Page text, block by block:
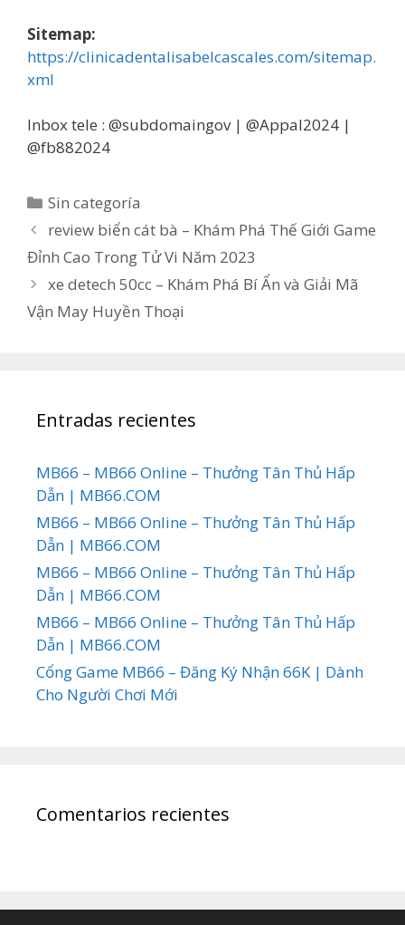
Sitemap:
https://clinicadentalisabelcascales.com/sitemap.
xml
Inbox tele : @subdomaingov | @Appal2024 |
@fb882024
Categorías
Sin categoría
review biển cát bà – Khám Phá Thế Giới Game
Đỉnh Cao Trong Tử Vi Năm 2023
xe detech 50cc – Khám Phá Bí Ẩn và Giải Mã
Vận May Huyền Thoại
Entradas recientes
MB66 – MB66 Online – Thưởng Tân Thủ Hấp
Dẫn | MB66.COM
MB66 – MB66 Online – Thưởng Tân Thủ Hấp
Dẫn | MB66.COM
MB66 – MB66 Online – Thưởng Tân Thủ Hấp
Dẫn | MB66.COM
MB66 – MB66 Online – Thưởng Tân Thủ Hấp
Dẫn | MB66.COM
Cổng Game MB66 – Đăng Ký Nhận 66K | Dành
Cho Người Chơi Mới
Comentarios recientes